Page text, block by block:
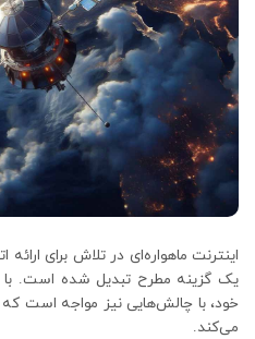
اینترنت ماهواره‌ای در تلاش برای
یک گزینه مطرح تبدیل شده است. با
خود، با چالش‌هایی نیز مواجه است که
می‌کند.